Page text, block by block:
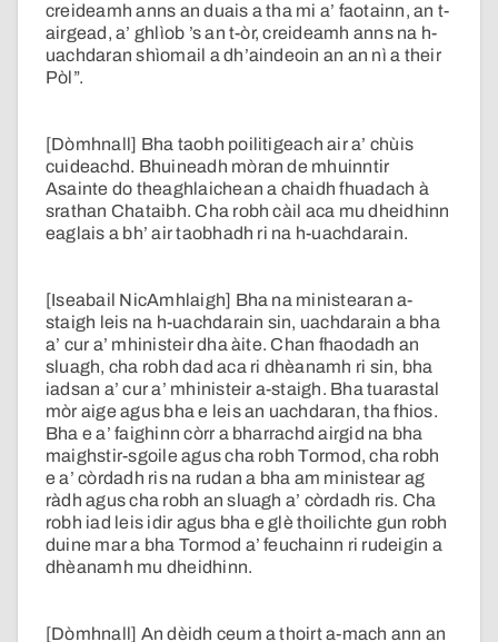
creideamh anns an duais a tha mi a’ faotainn, an t-
airgead, a’ ghlìob ’s an t-òr, creideamh anns na h-
uachdaran shìomail a dh’aindeoin an an nì a their
Pòl”.
[Dòmhnall] Bha taobh poilitigeach air a’ chùis
cuideachd. Bhuineadh mòran de mhuinntir
Asainte do theaghlaichean a chaidh fhuadach à
srathan Chataibh. Cha robh càil aca mu dheidhinn
eaglais a bh’ air taobhadh ri na h-uachdarain.
[Iseabail NicAmhlaigh] Bha na ministearan a-
staigh leis na h-uachdarain sin, uachdarain a bha
a’ cur a’ mhinisteir dha àite. Chan fhaodadh an
sluagh, cha robh dad aca ri dhèanamh ri sin, bha
iadsan a’ cur a’ mhinisteir a-staigh. Bha tuarastal
mòr aige agus bha e leis an uachdaran, tha fhios.
Bha e a’ faighinn còrr a bharrachd airgid na bha
maighstir-sgoile agus cha robh Tormod, cha robh
e a’ còrdadh ris na rudan a bha am ministear ag
ràdh agus cha robh an sluagh a’ còrdadh ris. Cha
robh iad leis idir agus bha e glè thoilichte gun robh
duine mar a bha Tormod a’ feuchainn ri rudeigin a
dhèanamh mu dheidhinn.
[Dòmhnall] An dèidh ceum a thoirt a-mach ann an